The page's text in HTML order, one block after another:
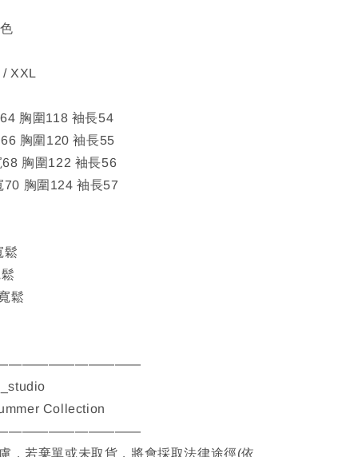
/ XXL
胸圍118 袖長54
胸圍120 袖長55
胸圍122 袖長56
胸圍124 袖長57
鬆
鬆
Collection
，若棄單或未取貨，將會採取法律途徑(依